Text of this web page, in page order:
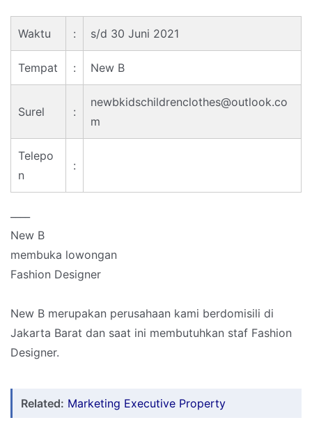
Waktu : s/d 30 Juni 2021
Tempat : New B
Surel :
newbkidschildrenclothes@outlook.co
m
Telepo
n
:
New B
membuka lowongan
Fashion Designer
New B merupakan perusahaan kami berdomisili di
Jakarta Barat dan saat ini membutuhkan staf Fashion
Designer.
Related: Marketing Executive Property